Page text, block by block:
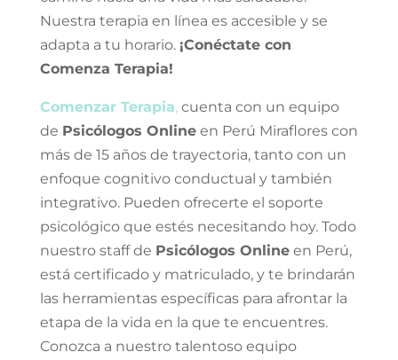
Nuestra terapia en línea es accesible y se
adapta a tu horario. ¡Conéctate con
Comenza Terapia!
Comenzar Terapia, cuenta con un equipo
de Psicólogos Onlineen Perú Miraflores con
más de 15 años de trayectoria, tanto con un
enfoque cognitivo conductual y también
integrativo. Pueden ofrecerte el soporte
psicológico que estés necesitando hoy. Todo
nuestro staff de Psicólogos Onlineen Perú,
está certificado y matriculado, y te brindarán
las herramientas específicas para afrontar la
etapa de la vida en la que te encuentres.
Conozca a nuestro talentoso equipo